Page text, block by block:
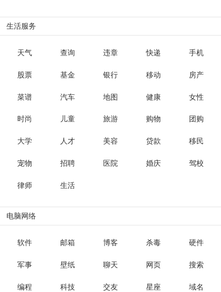
生活服务
天气 查询 违章 快递 手机
股票 基金 银行 移动 房产
菜谱 汽车 地图 健康 女性
时尚 儿童 旅游 购物 团购
大学 人才 美容 贷款 移民
宠物 招聘 医院 婚庆 驾校
律师 生活
电脑网络
软件 邮箱 博客 杀毒 硬件
军事 壁纸 聊天 网页 搜索
编程 科技 交友 星座 域名